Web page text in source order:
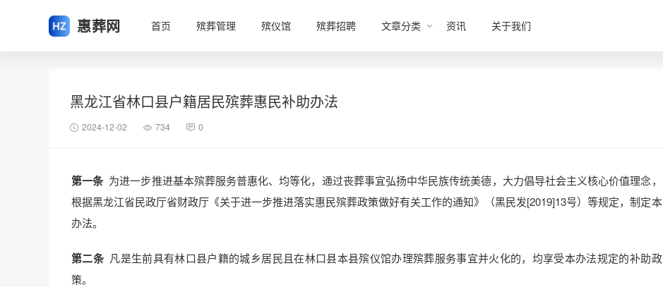
惠葬网 首页 殡葬管理 殡仪馆 殡葬招聘 文章分类 资讯 关于我们
黑龙江省林口县户籍居民殡葬惠民补助办法
2024-12-02 734 0
第一条为进一步推进基本殡葬服务普惠化、均等化，通过丧葬事宜弘扬中华民族传统美德，大力倡导社会主义核心价值理念，
根据黑龙江省民政厅省财政厅《关于进一步推进落实惠民殡葬政策做好有关工作的通知》（黑民发[2019]13号）等规定，制定本
办法。
第二条凡是生前具有林口县户籍的城乡居民且在林口县本县殡仪馆办理殡葬服务事宜并火化的，均享受本办法规定的补助政
策。